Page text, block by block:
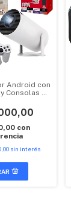
Android con
Consolas de
con
sin interés